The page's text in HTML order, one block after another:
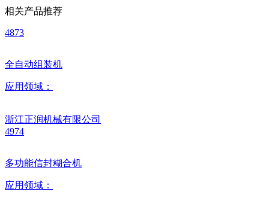
相关产品推荐
4873
全自动组装机
应用领域：
浙江正润机械有限公司
4974
多功能信封糊合机
应用领域：